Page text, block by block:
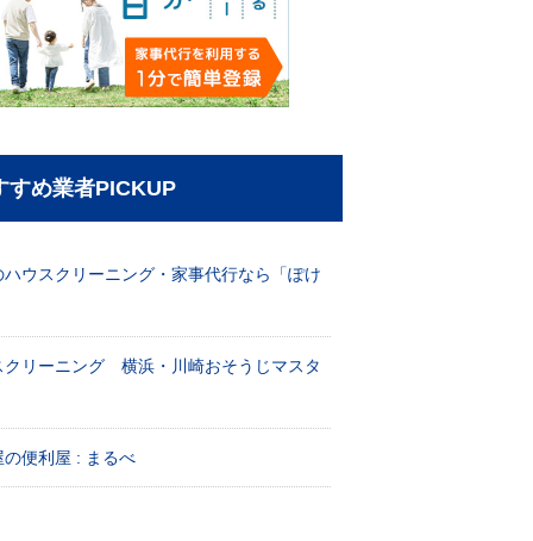
すめ業者PICKUP
ハウスクリーニング・家事代行なら「ぽけ
クリーニング 横浜・川崎おそうじマスタ
の便利屋 : まるべ